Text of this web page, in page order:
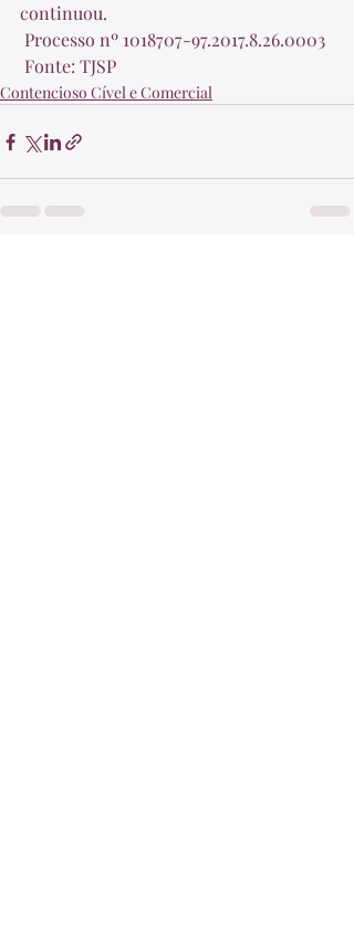
continuou.
Processo nº 1018707-97.2017.8.26.0003
Fonte: TJSP
Contencioso Cível e Comercial